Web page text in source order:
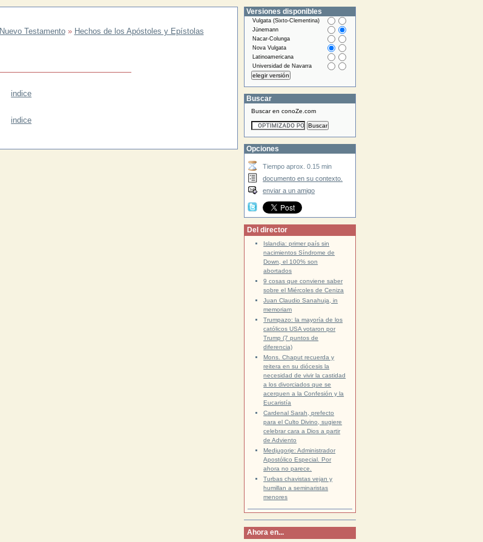
Nuevo Testamento» Hechos de los Apóstoles y Epístolas
indice
indice
Versiones disponibles
Vulgata (Sixto-Clementina)
Jünemann
Nacar-Colunga
Nova Vulgata
Latinoamericana
Universidad de Navarra
Buscar
Buscar en conoZe.com
Opciones
Tiempo aprox. 0.15 min
documento en su contexto.
enviar a un amigo
Del director
Islandia: primer país sin
nacimientos Síndrome de
Down, el 100% son
abortados
9 cosas que conviene saber
sobre el Miércoles de Ceniza
Juan Claudio Sanahuja, in
memoriam
Trumpazo: la mayoría de los
católicos USA votaron por
Trump (7 puntos de
diferencia)
Mons. Chaput recuerda y
reitera en su diócesis la
necesidad de vivir la castidad
a los divorciados que se
acerquen a la Confesión y la
Eucaristía
Cardenal Sarah, prefecto
para el Culto Divino, sugiere
celebrar cara a Dios a partir
de Adviento
Medjugorje: Administrador
Apostólico Especial. Por
ahora no parece.
Turbas chavistas vejan y
humillan a seminaristas
menores
Ahora en...